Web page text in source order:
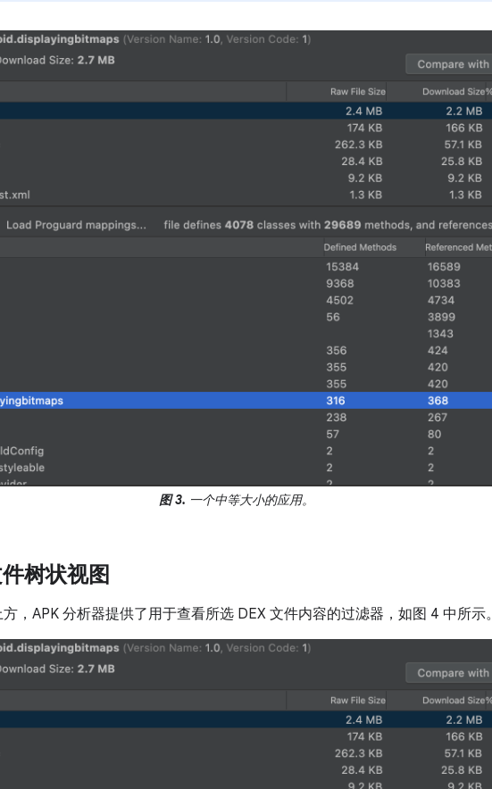
图 3. 一个中等大小的应用。
树状视图
，APK 分析器提供了用于查看所选 DEX 文件内容的过滤器，如图 4 中所示。